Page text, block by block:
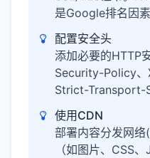
是Google排名因素
配置安全头
添加必要的HTTP
Security-Policy、
Strict-Transport-
使用CDN
部署内容分发网
（如图片、CSS